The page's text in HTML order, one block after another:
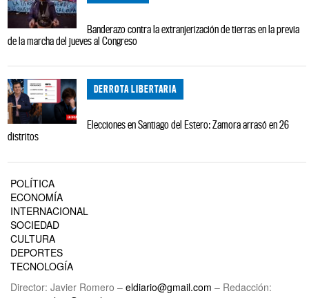
Banderazo contra la extranjerización de tierras en la previa
de la marcha del jueves al Congreso
DERROTA LIBERTARIA
Elecciones en Santiago del Estero: Zamora arrasó en 26
distritos
POLÍTICA
ECONOMÍA
INTERNACIONAL
SOCIEDAD
CULTURA
DEPORTES
TECNOLOGÍA
Director: Javier Romero – eldiario@gmail.com – Redacción: